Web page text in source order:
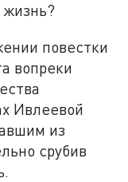
повестки
вопреки
Ивлеевой
из
срубив